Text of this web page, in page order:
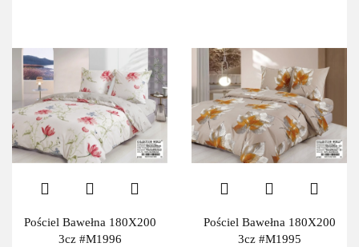
Pościel Bawełna 180X200
3cz #M1996
Pościel Bawełna 180X200
3cz #M1995